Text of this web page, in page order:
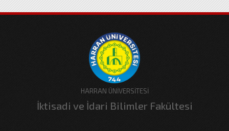
HARRAN ÜNİVERSİTESİ
İktisadi ve İdari Bilimler Fakültesi